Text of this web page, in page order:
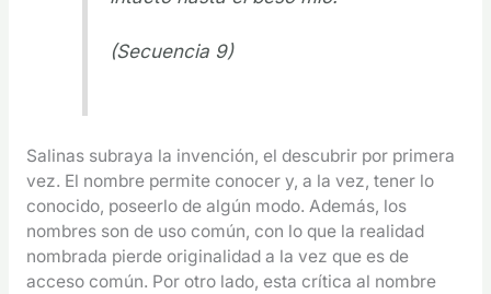
(Secuencia 9)
Salinas subraya la invención, el descubrir por primera
vez. El nombre permite conocer y, a la vez, tener lo
conocido, poseerlo de algún modo. Además, los
nombres son de uso común, con lo que la realidad
nombrada pierde originalidad a la vez que es de
acceso común. Por otro lado, esta crítica al nombre